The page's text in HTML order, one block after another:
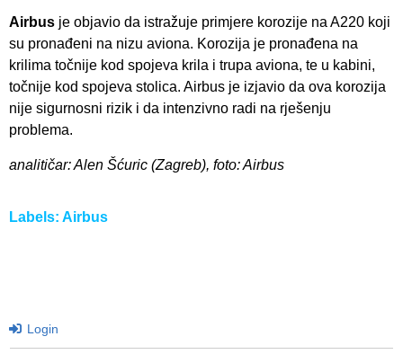
Airbus je objavio da istražuje primjere korozije na A220 koji
su pronađeni na nizu aviona. Korozija je pronađena na
krilima točnije kod spojeva krila i trupa aviona, te u kabini,
točnije kod spojeva stolica. Airbus je izjavio da ova korozija
nije sigurnosni rizik i da intenzivno radi na rješenju
problema.
analitičar: Alen Šćuric (Zagreb), foto: Airbus
Labels: Airbus
Login